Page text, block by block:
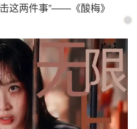
这两件事”——《酸梅》